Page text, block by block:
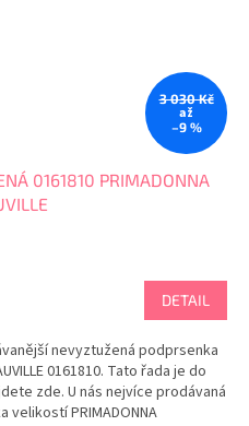
3 030 Kč
až
–9 %
0161810 PRIMADONNA
DETAIL
nevyztužená podprsenka
0161810. Tato řada je do
zde. U nás nejvíce prodávaná
PRIMADONNA